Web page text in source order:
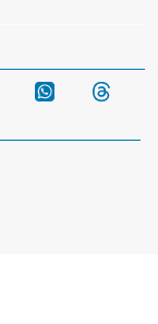
Telegram WhatsApp